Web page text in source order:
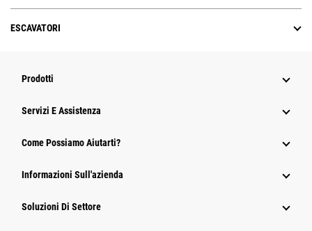
ESCAVATORI
Prodotti
Servizi E Assistenza
Come Possiamo Aiutarti?
Informazioni Sull'azienda
Soluzioni Di Settore